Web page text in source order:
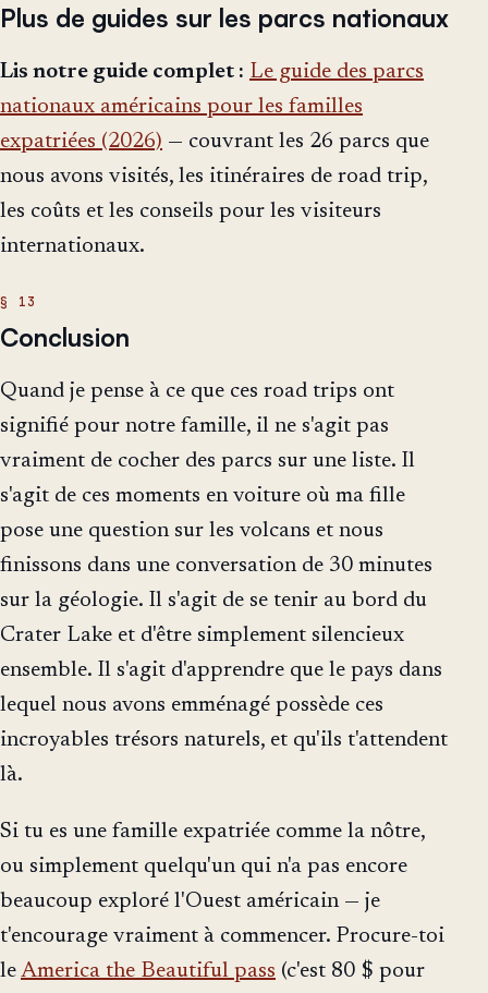
Plus de guides sur les parcs nationaux
Lis notre guide complet : Le guide des parcs
nationaux américains pour les familles
expatriées (2026) — couvrant les 26 parcs que
nous avons visités, les itinéraires de road trip,
les coûts et les conseils pour les visiteurs
internationaux.
Conclusion
Quand je pense à ce que ces road trips ont
signifié pour notre famille, il ne s'agit pas
vraiment de cocher des parcs sur une liste. Il
s'agit de ces moments en voiture où ma fille
pose une question sur les volcans et nous
finissons dans une conversation de 30 minutes
sur la géologie. Il s'agit de se tenir au bord du
Crater Lake et d'être simplement silencieux
ensemble. Il s'agit d'apprendre que le pays dans
lequel nous avons emménagé possède ces
incroyables trésors naturels, et qu'ils t'attendent
là.
Si tu es une famille expatriée comme la nôtre,
ou simplement quelqu'un qui n'a pas encore
beaucoup exploré l'Ouest américain — je
t'encourage vraiment à commencer. Procure-toi
le America the Beautiful pass (c'est 80 $ pour